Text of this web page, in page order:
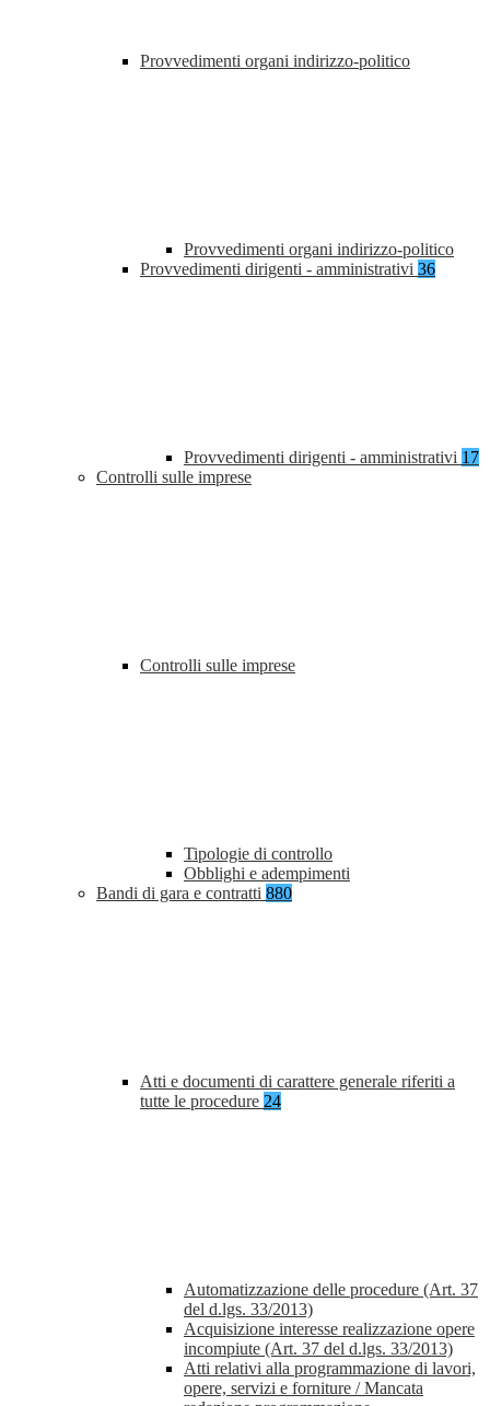
Provvedimenti organi indirizzo-politico
Provvedimenti organi indirizzo-politico
Provvedimenti dirigenti - amministrativi 36
Provvedimenti dirigenti - amministrativi 17
Controlli sulle imprese
Controlli sulle imprese
Tipologie di controllo
Obblighi e adempimenti
Bandi di gara e contratti 880
Atti e documenti di carattere generale riferiti a
tutte le procedure 24
Automatizzazione delle procedure (Art. 37
del d.lgs. 33/2013)
Acquisizione interesse realizzazione opere
incompiute (Art. 37 del d.lgs. 33/2013)
Atti relativi alla programmazione di lavori,
opere, servizi e forniture / Mancata